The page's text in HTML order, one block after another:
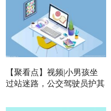
【聚看点】视频|小男孩坐
过站迷路，公交驾驶员护其